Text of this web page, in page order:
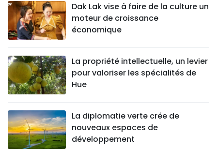
Dak Lak vise à faire de la culture un
moteur de croissance
économique
La propriété intellectuelle, un levier
pour valoriser les spécialités de
Hue
La diplomatie verte crée de
nouveaux espaces de
développement